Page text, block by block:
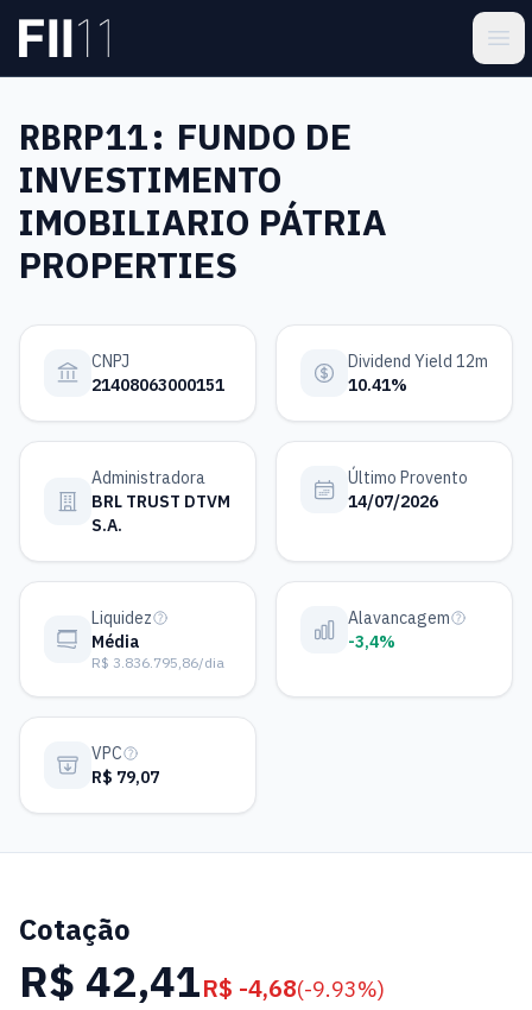
Pular para o conteúdo principal
RBRP11: FUNDO DE
INVESTIMENTO
IMOBILIARIO PÁTRIA
PROPERTIES
CNPJ
21408063000151
Dividend Yield 12m
10.41%
Administradora
BRL TRUST DTVM
S.A.
Último Provento
14/07/2026
Liquidez
Média
R$ 3.836.795,86/dia
Alavancagem
-3,4%
VPC
R$ 79,07
Cotação
R$ 42,41R$ -4,68(-9.93%)